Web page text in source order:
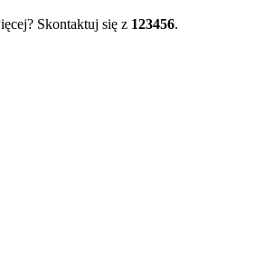
Skontaktuj się z 123456.